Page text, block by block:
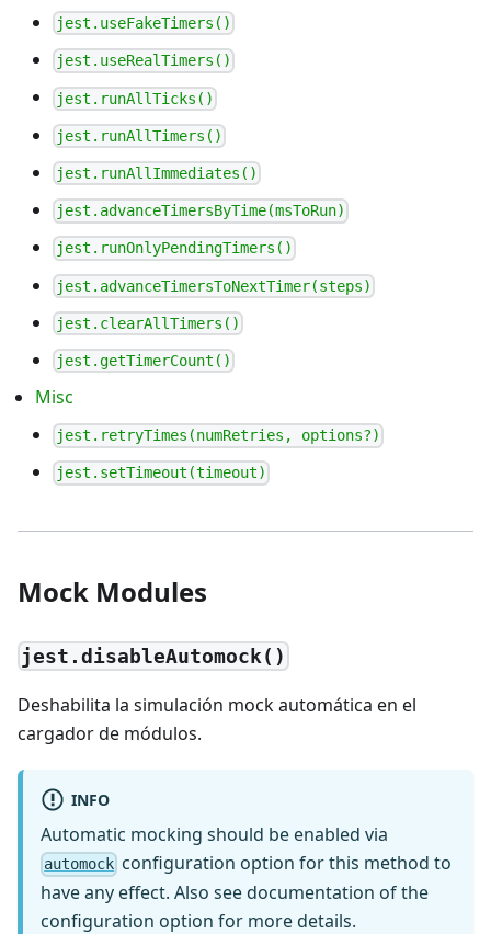
jest.useFakeTimers()
jest.useRealTimers()
jest.runAllTicks()
jest.runAllTimers()
jest.runAllImmediates()
jest.advanceTimersByTime(msToRun)
jest.runOnlyPendingTimers()
jest.advanceTimersToNextTimer(steps)
jest.clearAllTimers()
jest.getTimerCount()
Misc
jest.retryTimes(numRetries, options?)
jest.setTimeout(timeout)
Mock Modules
jest.disableAutomock()
Deshabilita la simulación mock automática en el
cargador de módulos.
INFO
Automatic mocking should be enabled via
automock configuration option for this method to
have any effect. Also see documentation of the
configuration option for more details.